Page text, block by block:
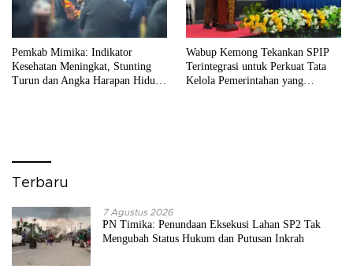
Pemkab Mimika: Indikator
Kesehatan Meningkat, Stunting
Turun dan Angka Harapan Hidup
Wabup Kemong Tekankan SPIP
Terintegrasi untuk Perkuat Tata
Kelola Pemerintahan yang
Terbaru
7 Agustus 2026
PN Timika: Penundaan Eksekusi Lahan SP2 Tak
Mengubah Status Hukum dan Putusan Inkrah